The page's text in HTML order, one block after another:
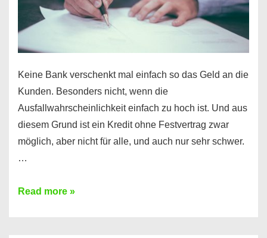
möglich!
Keine Bank verschenkt mal einfach so das Geld an die
Kunden. Besonders nicht, wenn die
Ausfallwahrscheinlichkeit einfach zu hoch ist. Und aus
diesem Grund ist ein Kredit ohne Festvertrag zwar
möglich, aber nicht für alle, und auch nur sehr schwer.
…
Ist
Read more »